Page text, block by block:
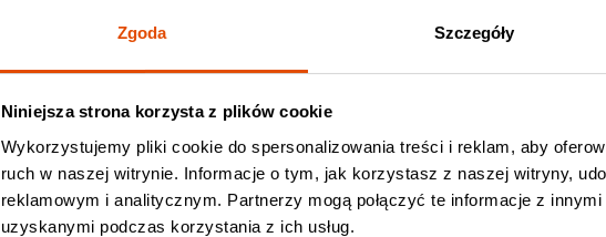
Zgoda Szczegóły
Niniejsza strona korzysta z plików cookie
Wykorzystujemy pliki cookie do spersonalizowania treści i reklam, aby
ruch w naszej witrynie. Informacje o tym, jak korzystasz z naszej witryny,
reklamowym i analitycznym. Partnerzy mogą połączyć te informacje z
uzyskanymi podczas korzystania z ich usług.
Wyślij